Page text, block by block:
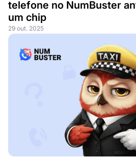
telefone no NumBuster
um chip
29 out. 2025